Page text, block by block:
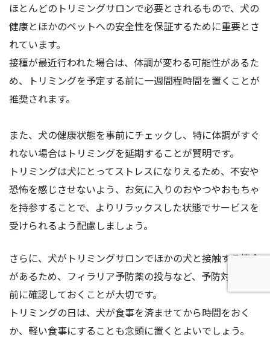
ほとんどのトリミングサロンで必要とされるもので、犬の
健康とほかのペットへの安全性を保証するために重要とさ
れています。
接種が最近行われた場合は、体調が変わる可能性があるた
め、トリミングを予定する前に一週間程時間を置くことが
推奨されます。
また、犬の健康状態を事前にチェックし、特に体調がすぐ
れない場合はトリミングを延期することが賢明です。
トリミングは犬にとってストレスになりえるため、不安や
恐怖を感じさせないよう、お気に入りのおやつやおもちゃ
を持参することで、よりリラックスした状態でサービスを
受けられるよう配慮しましょう。
さらに、犬がトリミングサロンでほかの犬と接触する機会
があるため、フィラリア予防薬の投与など、予防対策も事
前に確認しておくことが大切です。
トリミングの日は、犬が食事を済ませてから時間をおく
か、軽い食事にすることも念頭に置くとよいでしょう。